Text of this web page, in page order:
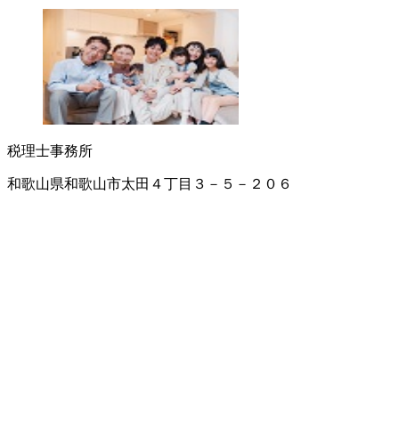
税理士事務所
和歌山県和歌山市太田４丁目３－５－２０６